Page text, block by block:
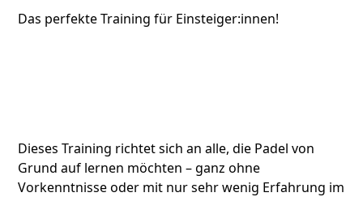
Das perfekte Training für Einsteiger:innen!
Dieses Training richtet sich an alle, die Padel von
Grund auf lernen möchten – ganz ohne
Vorkenntnisse oder mit nur sehr wenig Erfahrung im